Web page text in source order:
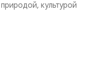
культурой